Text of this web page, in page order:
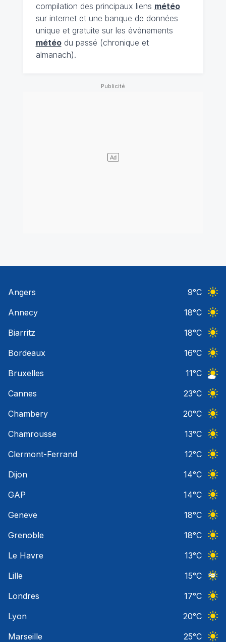
compilation des principaux liens météo
sur internet et une banque de données
unique et gratuite sur les évènements
météodu passé (chronique et
almanach).
Angers 9°C
Annecy
18°C
Biarritz
18°C
Bordeaux
16°C
Bruxelles
11°C
Cannes
23°C
Chambery
20°C
Chamrousse
13°C
Clermont-Ferrand
12°C
Dijon
14°C
GAP
14°C
Geneve
18°C
Grenoble
18°C
Le Havre
13°C
Lille
15°C
Londres
17°C
Lyon
20°C
Marseille
25°C